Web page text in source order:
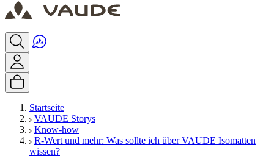
Startseite
VAUDE Storys
Know-how
R-Wert und mehr: Was sollte ich über VAUDE Isomatten
wissen?